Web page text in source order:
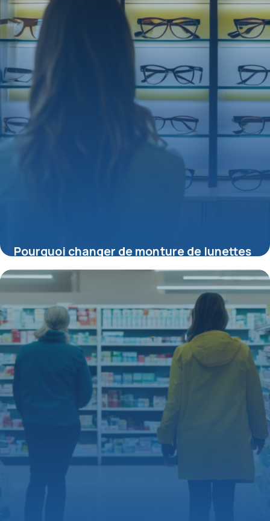
Pourquoi changer de monture de lunettes
: conseils pour un choix durable
15 juin 2026